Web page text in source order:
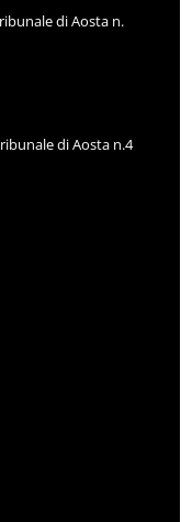
di Aosta n.
di Aosta n.4